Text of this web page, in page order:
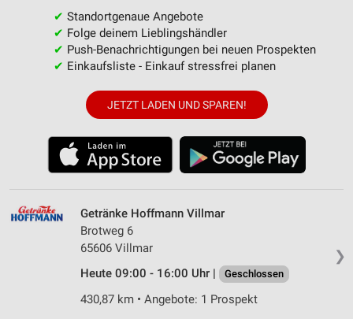
✔ Standortgenaue Angebote
✔ Folge deinem Lieblingshändler
✔ Push-Benachrichtigungen bei neuen Prospekten
✔ Einkaufsliste - Einkauf stressfrei planen
JETZT LADEN UND SPAREN!
❯
Getränke Hoffmann Villmar
Brotweg 6
65606 Villmar
Heute 09:00 - 16:00 Uhr |
Geschlossen
430,87 km • Angebote: 1 Prospekt